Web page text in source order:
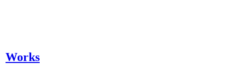
Works